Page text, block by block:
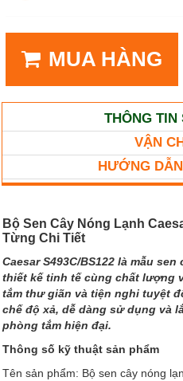
MUA HÀNG
THÔNG TIN
VẬN
HƯỚNG
Bộ Sen Cây Nóng Lạnh
Từng Chi Tiết
Caesar S493C/BS122 là mẫu
thiết kế tinh tế cùng chất lượng
tắm thư giãn và tiện nghi tuyệt
chế độ xả, dễ dàng sử dụng và
phòng tắm hiện đại.
Thông số kỹ thuật sản phẩm
Tên sản phẩm: Bộ sen cây nóng